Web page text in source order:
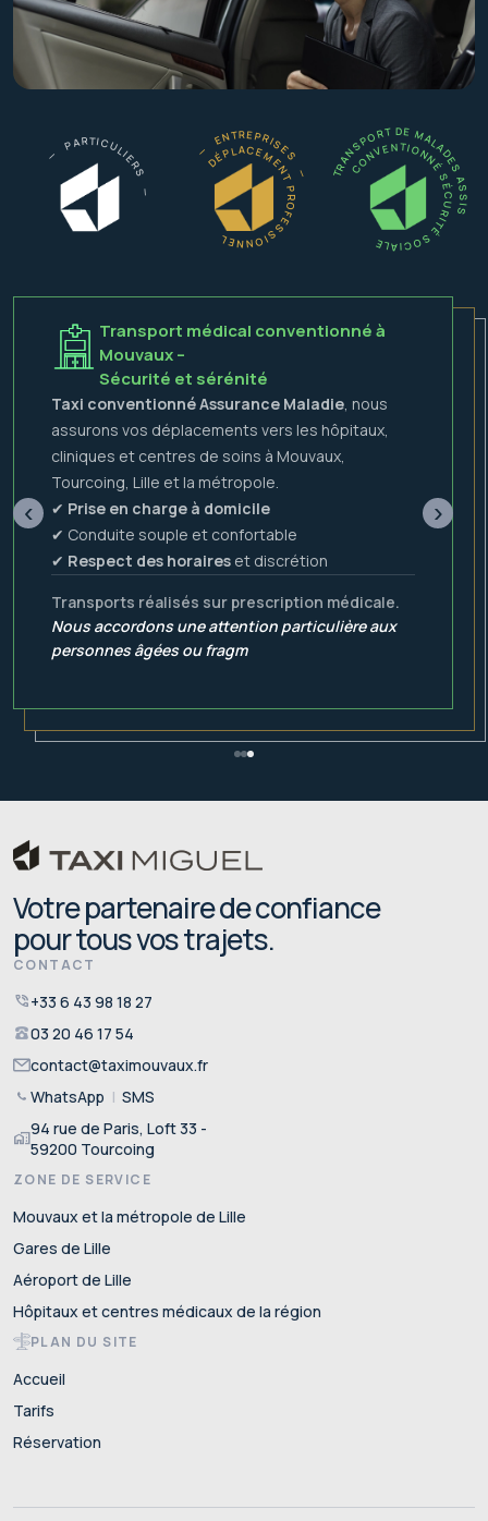
— PARTICULIERS — — ENTREPRISES —
DÉPLACEMENT PROFESSIONNEL TRANSPORT DE MALADES ASSIS
CONVENTIONNÉ SÉCURITÉ SOCIALE
‹
Transport médical conventionné à
Mouvaux –
Sécurité et sérénité
Taxi conventionné Assurance Maladie , nous
assurons vos déplacements vers les hôpitaux,
cliniques et centres de soins à Mouvaux,
Tourcoing, Lille et la métropole.
✔ Prise en charge à domicile
✔ Conduite souple et confortable
✔ Respect des horaires et discrétion
Transports réalisés sur prescription médicale.
Nous accordons une attention particulière aux
personnes âgées ou fragiles, afin que chaque
›
Votre partenaire de confiance
pour tous vos trajets.
CONTACT
phone_in_talk+33 6 43 98 18 27
03 20 46 17 54
contact@taximouvaux.fr
WhatsApp | SMS
home_work94 rue de Paris, Loft 33 -
59200 Tourcoing
ZONE DE SERVICE
Mouvaux et la métropole de Lille
Gares de Lille
Aéroport de Lille
Hôpitaux et centres médicaux de la région
PLAN DU SITE
Accueil
Tarifs
Réservation